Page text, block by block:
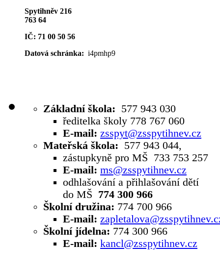
Spytihněv 216
763 64
IČ: 71 00 50 56
Datová schránka: i4pmhp9
Základní škola: 577 943 030
ředitelka školy 778 767 060
E-mail: zsspyt@zsspytihnev.cz
Mateřská škola: 577 943 044,
zástupkyně pro MŠ 733 753 257
E-mail: ms@zsspytihnev.cz
odhlašování a přihlašování dětí
do MŠ 774 300 966
Školní družina: 774 700 966
E-mail:
Školní jídelna: 774 300 966
E-mail: kancl@zsspytihnev.cz